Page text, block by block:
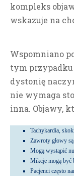
kompleks
wskazuje na
Wspomniano
tym przypadku
dystonię
nie wymaga
inna. Objawy,
Tachykardia,
Zawroty głowy
Mogą wystąpić
Mikcje mogą być
Pacjenci często